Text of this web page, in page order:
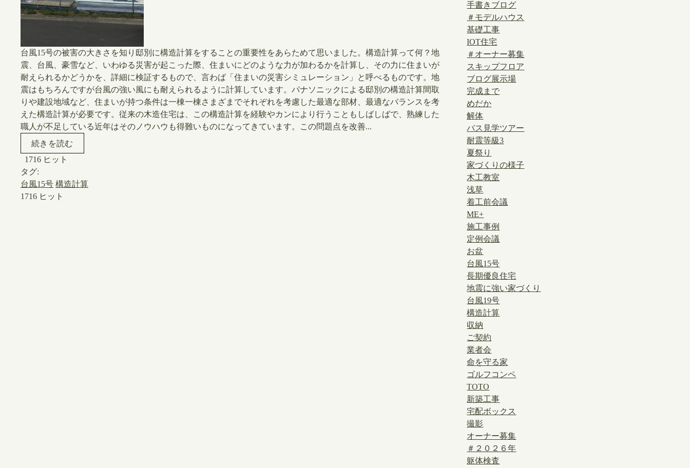
​台風15号の被害の大きさを知り邸別に構造計算をすることの重要性をあらためて思いました。構造計算って何？地
震、台風、豪雪など、いわゆる災害が起こった際、住まいにどのような力が加わるかを計算し、その力に住まいが
耐えられるかどうかを、詳細に検証するもので、言わば「住まいの災害シミュレーション」と呼べるものです。地
震はもちろんですが台風の強い風にも耐えられるように計算しています。パナソニックによる邸別の構造計算間取
りや建設地域など、住まいが持つ条件は一棟一棟さまざまでそれぞれを考慮した最適な部材、最適なバランスを考
えた構造計算が必要です。従来の木造住宅は、この構造計算を経験やカンにより行うこともしばしばで、熟練した
職人が不足している近年はそのノウハウも得難いものになってきています。この問題点を改善...
続きを読む
1716 ヒット
タグ:
台風15号 構造計算
1716 ヒット
手書きブログ
＃モデルハウス
基礎工事
IOT住宅
＃オーナー募集
スキップフロア
ブログ展示場
完成まで
めだか
解体
バス見学ツアー
耐震等級3
夏祭り
家づくりの様子
木工教室
浅草
着工前会議
ME+
施工事例
定例会議
お盆
台風15号
長期優良住宅
地震に強い家づくり
台風19号
構造計算
収納
ご契約
業者会
命を守る家
ゴルフコンペ
TOTO
新築工事
宅配ボックス
撮影
オーナー募集
＃２０２６年
躯体検査